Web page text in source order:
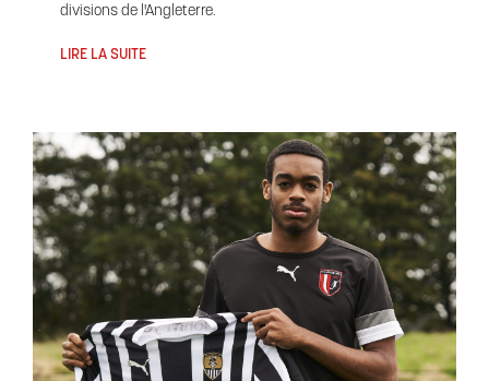
divisions de l'Angleterre.
LIRE LA SUITE